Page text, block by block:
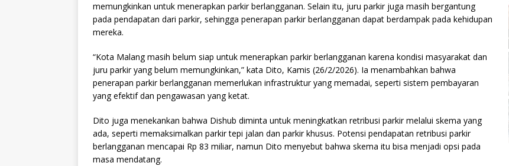
memungkinkan untuk menerapkan parkir berlangganan. Selain itu, juru parkir juga masih bergantung
pada pendapatan dari parkir, sehingga penerapan parkir berlangganan dapat berdampak pada kehidupan
mereka.
“Kota Malang masih belum siap untuk menerapkan parkir berlangganan karena kondisi masyarakat dan
juru parkir yang belum memungkinkan,” kata Dito, Kamis (26/2/2026). Ia menambahkan bahwa
penerapan parkir berlangganan memerlukan infrastruktur yang memadai, seperti sistem pembayaran
yang efektif dan pengawasan yang ketat.
Dito juga menekankan bahwa Dishub diminta untuk meningkatkan retribusi parkir melalui skema yang
ada, seperti memaksimalkan parkir tepi jalan dan parkir khusus. Potensi pendapatan retribusi parkir
berlangganan mencapai Rp 83 miliar, namun Dito menyebut bahwa skema itu bisa menjadi opsi pada
masa mendatang.